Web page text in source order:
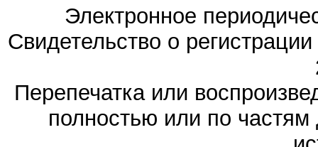
Электронное
Свидетельство о
Перепечатка или
полностью или по частям